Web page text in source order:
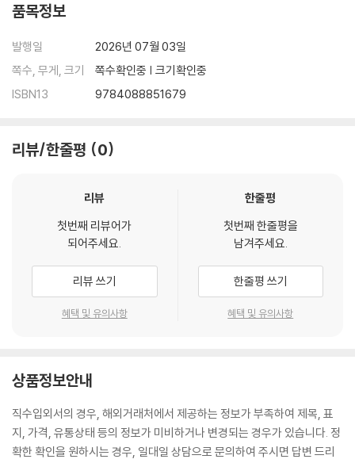
품목정보
발행일
2026년 07월 03일
쪽수, 무게, 크기
쪽수확인중 | 크기확인중
ISBN13
9784088851679
리뷰/한줄평 0
리뷰
첫번째 리뷰어가
되어주세요.
리뷰 쓰기
혜택 및 유의사항
한줄평
첫번째 한줄평을
남겨주세요.
한줄평 쓰기
혜택 및 유의사항
상품정보안내
직수입외서의 경우, 해외거래처에서 제공하는 정보가 부족하여 제목, 표
지, 가격, 유통상태 등의 정보가 미비하거나 변경되는 경우가 있습니다. 정
확한 확인을 원하시는 경우, 일대일 상담으로 문의하여 주시면 답변 드리